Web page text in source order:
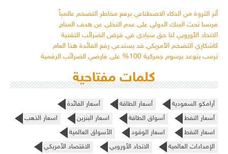
أثر الثروة من الذكاء الاصطناعي يرفع مخاطر التضخم عالمياً
فرنسا تحث البنك الدولي على عدم التخلي عن هدف المناخ
الاتحاد الأوروبي لنا حق سيادي في فرض الضرائب التقنية
كاشكاري التضخم الأمريكي قد يستدعي رفع الفائدة هذا العام
ترمب يتوعد برسوم جمركية 100% على فارضي الضرائب الرقمية
كلمات مفتاحية
أرامكو السعودية أسعار الطاقة
أسعار الفائدة
أسعار النفط
أسواق الطاقة اسعار البنزين
اسعار الذهب
اسعار النفط
اسعار الوقود
الأسواق العالمية
الإمدادات العالمية
الاتحاد الأوروبي
الاقتصاد الأمريكي